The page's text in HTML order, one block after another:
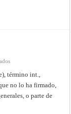
en
término int.,
no lo ha firmado,
o parte de